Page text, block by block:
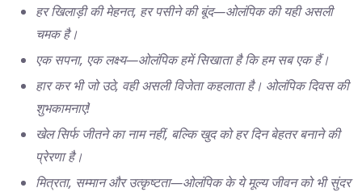
हर खिलाड़ी की मेहनत, हर पसीने की बूंद—ओलंपिक की यही असली
चमक है।
एक सपना, एक लक्ष्य—ओलंपिक हमें सिखाता है कि हम सब एक हैं।
हार कर भी जो उठे, वही असली विजेता कहलाता है। ओलंपिक दिवस की
शुभकामनाएं!
खेल सिर्फ जीतने का नाम नहीं, बल्कि खुद को हर दिन बेहतर बनाने की
प्रेरणा है।
मित्रता, सम्मान और उत्कृष्टता—ओलंपिक के ये मूल्य जीवन को भी सुंदर